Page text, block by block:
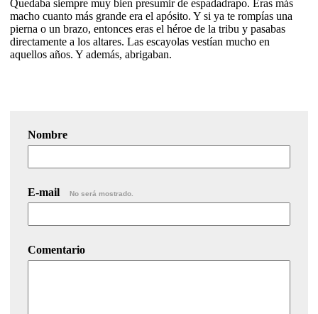
Quedaba siempre muy bien presumir de espadadrapo. Eras más
macho cuanto más grande era el apósito. Y si ya te rompías una
pierna o un brazo, entonces eras el héroe de la tribu y pasabas
directamente a los altares. Las escayolas vestían mucho en
aquellos años. Y además, abrigaban.
Nombre
E-mail No será mostrado.
Comentario